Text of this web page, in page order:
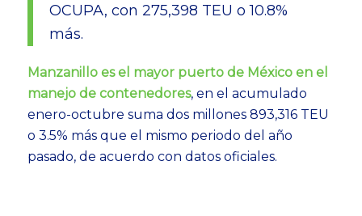
OCUPA, con 275,398 TEU o 10.8%
más.
Manzanillo es el mayor puerto de México en el
manejo de contenedores, en el acumulado
enero-octubre suma dos millones 893,316 TEU
o 3.5% más que el mismo periodo del año
pasado, de acuerdo con datos oficiales.